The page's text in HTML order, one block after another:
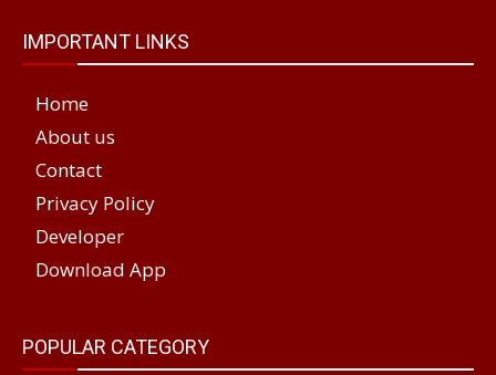
IMPORTANT LINKS
Home
About us
Contact
Privacy Policy
Developer
Download App
POPULAR CATEGORY